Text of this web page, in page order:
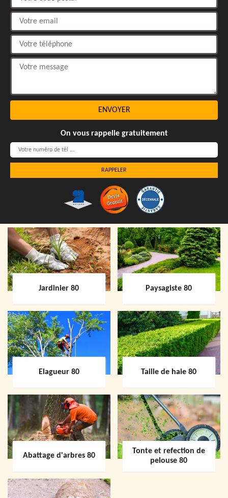
On vous rappelle gratuitement
Jardinier 80 Paysagiste 80
Elagueur 80 Taille de haie 80
Abattage d'arbres 80
Tonte et refection de
pelouse 80